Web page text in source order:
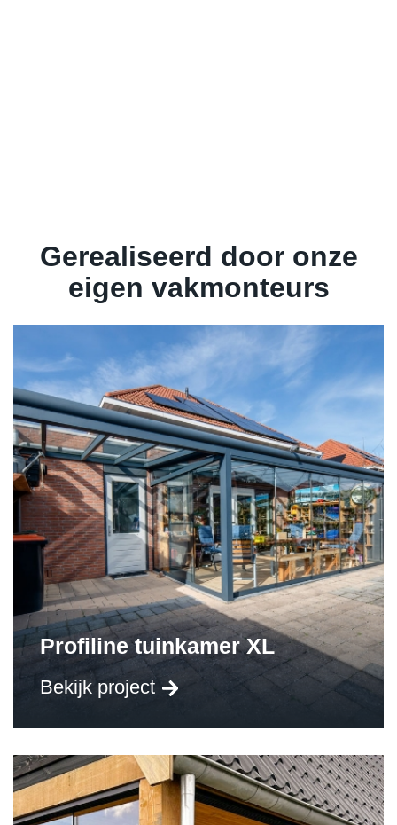
Gerealiseerd door onze
eigen vakmonteurs
Profiline tuinkamer XL
Bekijk project